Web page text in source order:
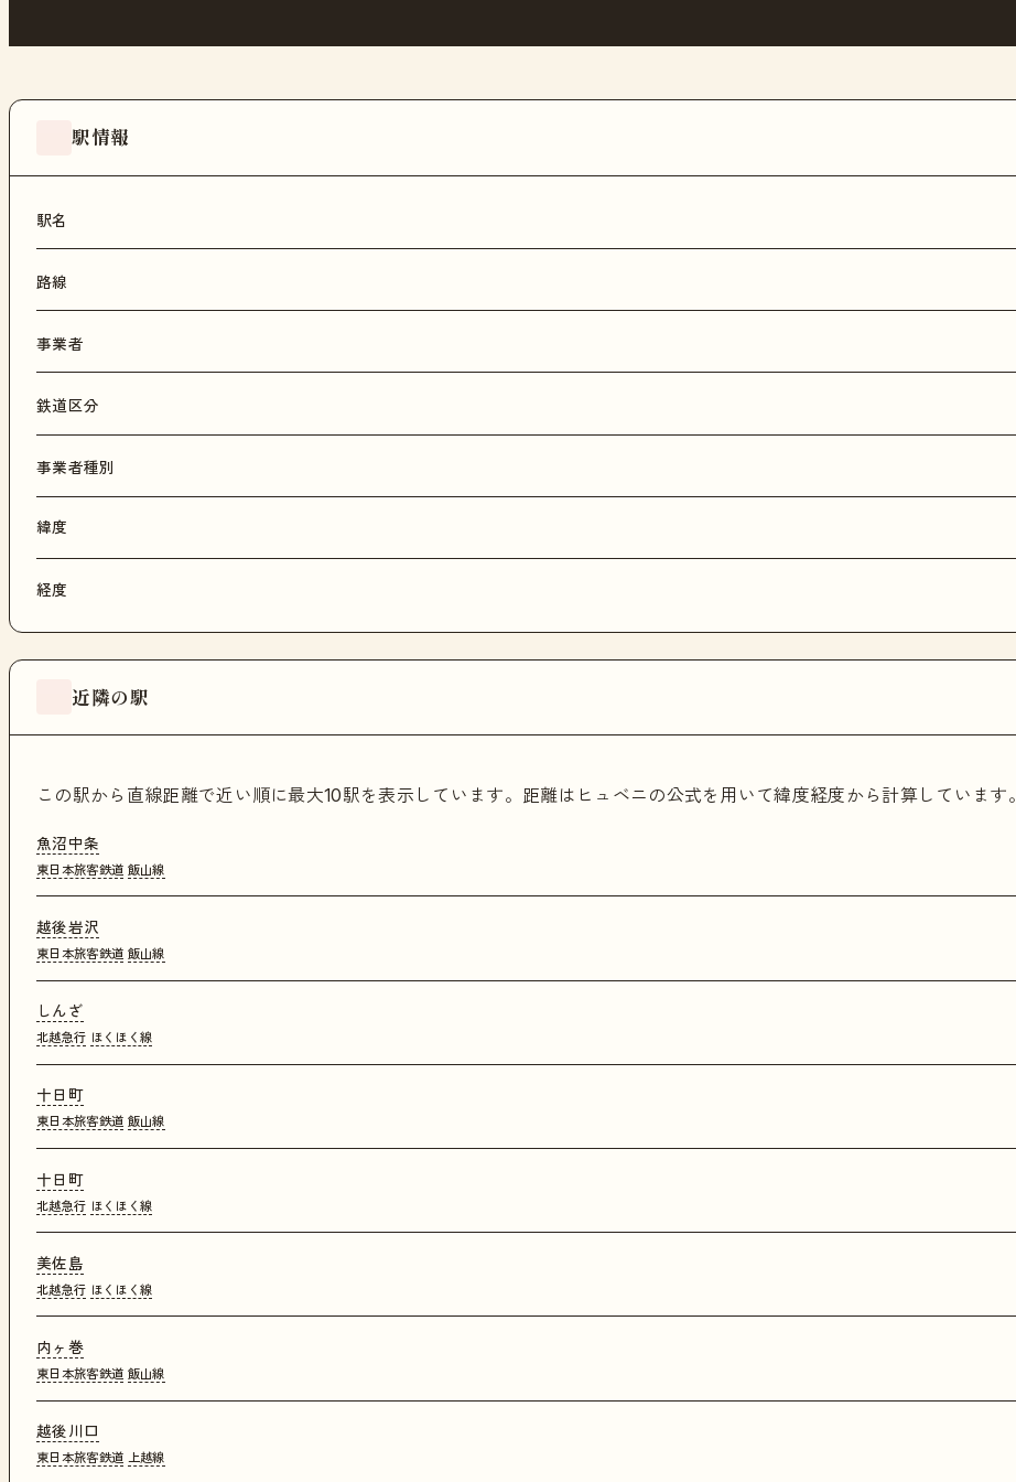
駅情報
駅名
路線
事業者
鉄道区分
事業者種別
緯度
経度
近隣の駅
この駅から直線距離で近い順に最大10駅を表示しています。距離はヒュベニの公式を用いて緯度経度から計算しています。
魚沼中条
東日本旅客鉄道 飯山線
越後岩沢
東日本旅客鉄道 飯山線
しんざ
北越急行 ほくほく線
十日町
東日本旅客鉄道 飯山線
十日町
北越急行 ほくほく線
美佐島
北越急行 ほくほく線
内ヶ巻
東日本旅客鉄道 飯山線
越後川口
東日本旅客鉄道 上越線